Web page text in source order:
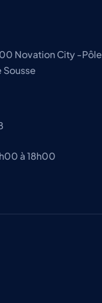
Novation City -Pôle
à 18h00